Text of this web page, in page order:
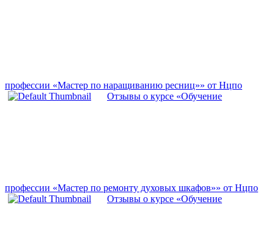
профессии «Мастер по наращиванию ресниц»» от Нцпо
Отзывы о курсе «Обучение
профессии «Мастер по ремонту духовых шкафов»» от Нцпо
Отзывы о курсе «Обучение